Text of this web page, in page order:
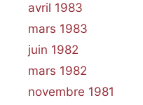
avril 1983
mars 1983
juin 1982
mars 1982
novembre 1981